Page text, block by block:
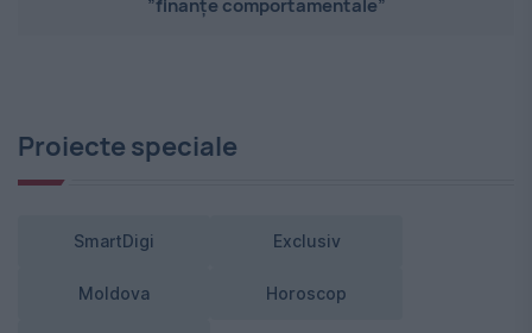
”finanțe comportamentale”
Proiecte speciale
SmartDigi Exclusiv
Moldova Horoscop